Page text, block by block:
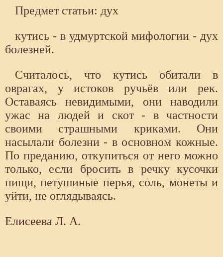
Предмет статьи: дух
кутись - в удмуртской мифологии - дух
болезней.
Считалось, что кутись обитали в
оврагах, у истоков ручьёв или рек.
Оставаясь невидимыми, они наводили
ужас на людей и скот - в частности
своими страшными криками. Они
насылали болезни - в основном кожные.
По преданию, откупиться от него можно
только, если бросить в речку кусочки
пищи, петушиные перья, соль, монеты и
уйти, не оглядываясь.
Елисеева Л. А.